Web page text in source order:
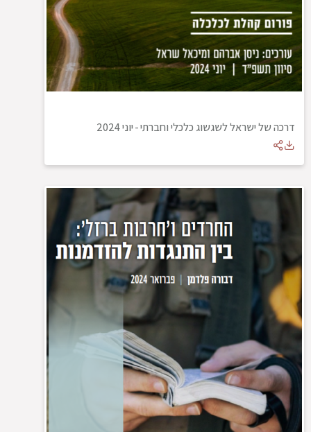
דרכה של ישראל לשגשוג כלכלי וחברתי-יוני 2024